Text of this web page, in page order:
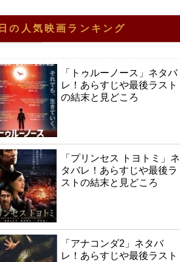
の人気映画ランキング
「トゥルーノース」ネタバ
レ！あらすじや最後ラスト
の結末と見どころ
「プリンセス トヨトミ」ネ
タバレ！あらすじや最後ラ
ストの結末と見どころ
「アナコンダ2」ネタバ
レ！あらすじや最後ラスト